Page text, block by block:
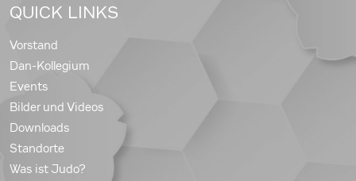
QUICK LINKS
Vorstand
Dan-Kollegium
Events
Bilder und Videos
Downloads
Standorte
Was ist Judo?